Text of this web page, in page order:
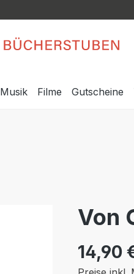
Musik Filme Gutscheine
Von
14,90